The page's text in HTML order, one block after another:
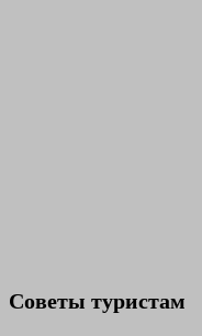
Советы туристам